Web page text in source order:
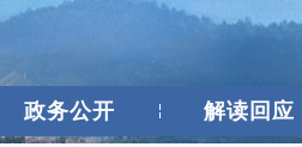
政务公开 解读回应